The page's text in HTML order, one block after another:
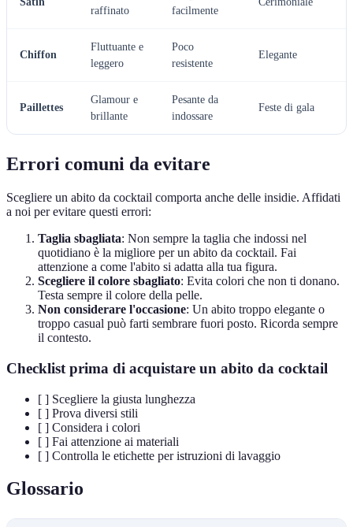
raffinato
facilmente
Chiffon
Fluttuante e
leggero
Poco
resistente
Elegante
Paillettes
Glamour e
brillante
Pesante da
indossare
Feste di gala
Errori comuni da evitare
Scegliere un abito da cocktail comporta anche delle insidie. Affidati
a noi per evitare questi errori:
Taglia sbagliata: Non sempre la taglia che indossi nel
quotidiano è la migliore per un abito da cocktail. Fai
attenzione a come l'abito si adatta alla tua figura.
Scegliere il colore sbagliato: Evita colori che non ti donano.
Testa sempre il colore della pelle.
Non considerare l'occasione: Un abito troppo elegante o
troppo casual può farti sembrare fuori posto. Ricorda sempre
il contesto.
Checklist prima di acquistare un abito da cocktail
[ ] Scegliere la giusta lunghezza
[ ] Prova diversi stili
[ ] Considera i colori
[ ] Fai attenzione ai materiali
[ ] Controlla le etichette per istruzioni di lavaggio
Glossario